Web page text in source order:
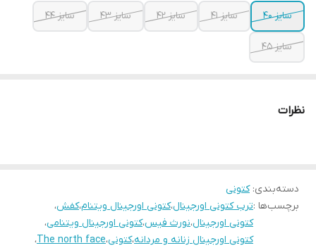
سایز ۴۰
سایز ۴۱ سایز ۴۲ سایز ۴۳ سایز ۴۴
سایز ۴۵
نظرات
دسته‌بندی:کتونی
برچسب‌ها :ترب کتونی اورجینال،کتونی اورجینال ویتنام،کفش،
کتونی اورجینال،نورث فیس،کتونی اورجینال ویتنامی،
کتونی اورجینال زنانه و مردانه،کتونی،The north face،